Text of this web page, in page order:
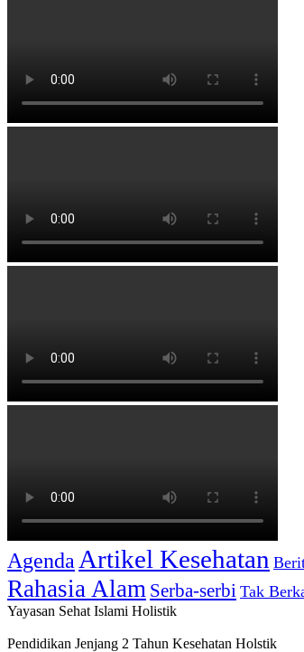
Agenda Artikel Kesehatan
Rahasia Alam Serba-serbi Tak
Yayasan Sehat Islami Holistik
Pendidikan Jenjang 2 Tahun Kesehatan Holstik